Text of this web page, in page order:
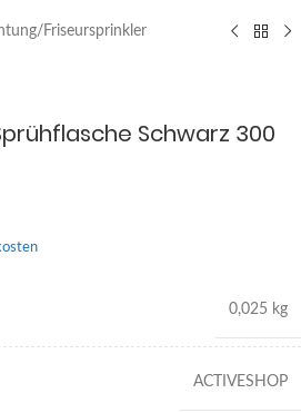
/ Friseursprinkler
Schwarz 300
0,025 kg
ACTIVESHOP